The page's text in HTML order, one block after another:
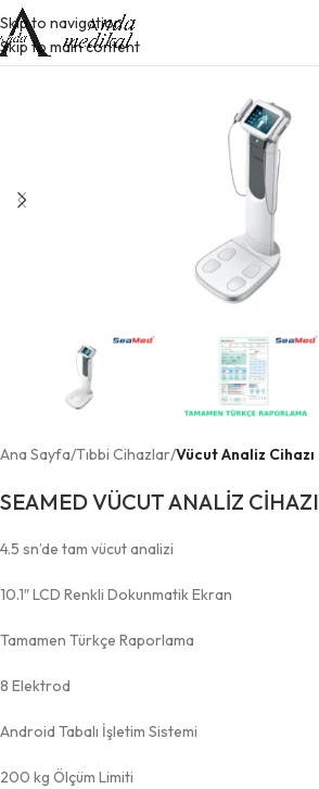
Skip to navigation
Skip to main content
Ana Sayfa Tıbbi Cihazlar Vücut Analiz Cihazı
SEAMED VÜCUT ANALİZ CİHAZI
4.5 sn’de tam vücut analizi
10.1″ LCD Renkli Dokunmatik Ekran
Tamamen Türkçe Raporlama
8 Elektrod
Android Tabalı İşletim Sistemi
200 kg Ölçüm Limiti